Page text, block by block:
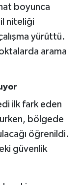
boyunca
niteliği
yürüttü.
arama
ilk fark eden
bölgede
öğrenildi.
güvenlik